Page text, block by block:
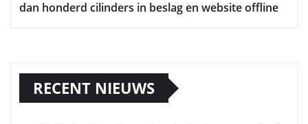
dan honderd cilinders in beslag en website offline
RECENT NIEUWS